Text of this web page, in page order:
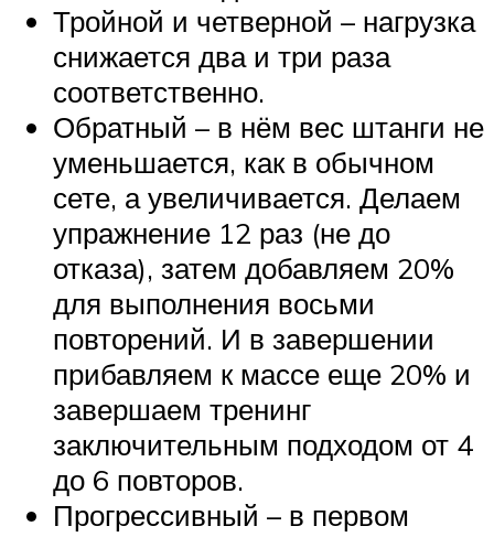
Тройной и четверной – нагрузка
снижается два и три раза
соответственно.
Обратный – в нём вес штанги не
уменьшается, как в обычном
сете, а увеличивается. Делаем
упражнение 12 раз (не до
отказа), затем добавляем 20%
для выполнения восьми
повторений. И в завершении
прибавляем к массе еще 20% и
завершаем тренинг
заключительным подходом от 4
до 6 повторов.
Прогрессивный – в первом